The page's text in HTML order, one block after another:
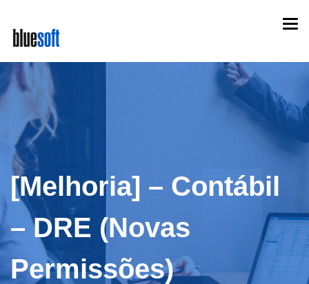
main
content
[Melhoria] – Contábil
– DRE (Novas
Permissões)